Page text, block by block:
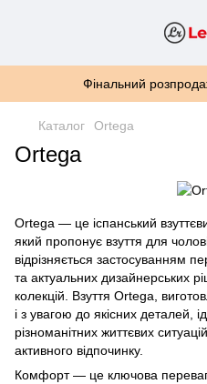
Фінальний
Каталог Ortega
Ortega
Ortega — це іспанський
який пропонує взуття для
відрізняється застосуванням
та актуальних дизайнерських
колекцій. Взуття Ortega,
і з увагою до якісних деталей,
різноманітних життєвих
активного відпочинку.
Комфорт — це ключова